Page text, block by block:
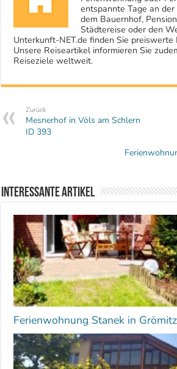
entspannte Tage an
dem Bauernhof,
Städtereise oder den
Unterkunft-NET.de finden Sie preiswerte
Unsere Reiseartikel informieren Sie
Reiseziele weltweit.
Zurück
Mesnerhof in Völs am Schlern
ID 393
Interessante Artikel
Ferienwohnung Stanek in